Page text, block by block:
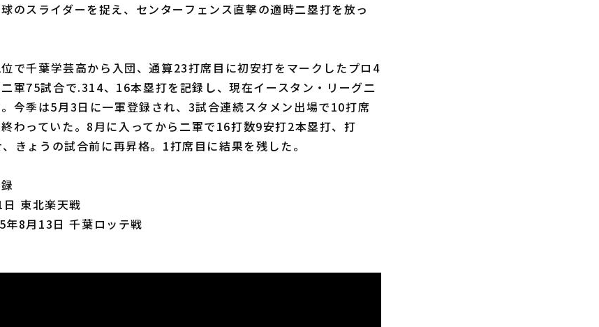
のスライダーを捉え、センターフェンス直撃の適時二塁打を放っ
で千葉学芸高から入団、通算23打席目に初安打をマークしたプロ4
軍75試合で.314、16本塁打を記録し、現在イースタン・リーグ二
今季は5月3日に一軍登録され、3試合連続スタメン出場で10打席
わっていた。8月に入ってから二軍で16打数9安打2本塁打、打
きょうの試合前に再昇格。1打席目に結果を残した。
東北楽天戦
8月13日 千葉ロッテ戦